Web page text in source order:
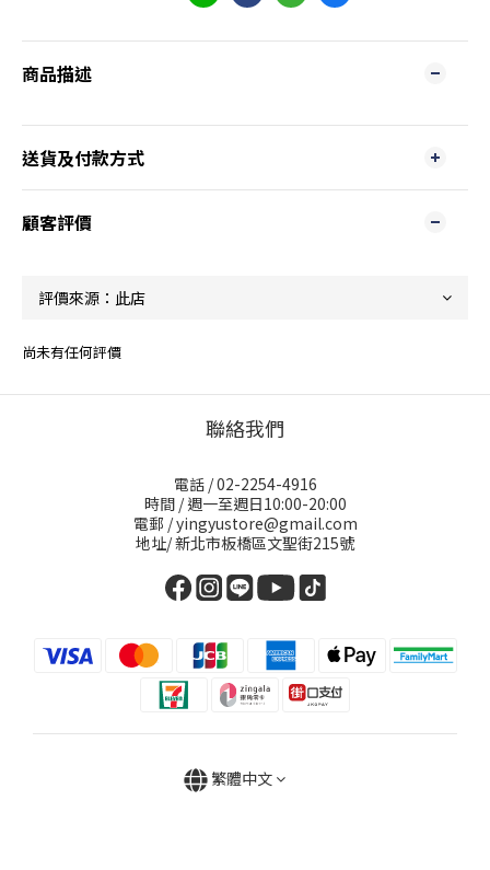
商品描述
送貨及付款方式
顧客評價
尚未有任何評價
聯絡我們
電話 / 02-2254-4916
時間 / 週一至週日10:00-20:00
電郵 / yingyustore@gmail.com
地址/ 新北市板橋區文聖街215號
繁體中文